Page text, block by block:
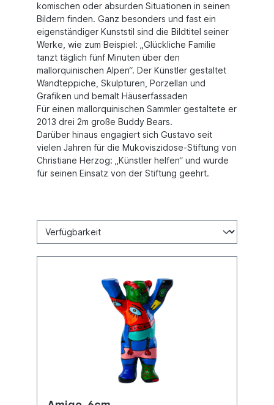
komischen oder absurden Situationen in seinen
Bildern finden. Ganz besonders und fast ein
eigenständiger Kunststil sind die Bildtitel seiner
Werke, wie zum Beispiel: „Glückliche Familie
tanzt täglich fünf Minuten über den
mallorquinischen Alpen“. Der Künstler gestaltet
Wandteppiche, Skulpturen, Porzellan und
Grafiken und bemalt Häuserfassaden
Für einen mallorquinischen Sammler gestaltete er
2013 drei 2m große Buddy Bears.
Darüber hinaus engagiert sich Gustavo seit
vielen Jahren für die Mukoviszidose-Stiftung von
Christiane Herzog: „Künstler helfen“ und wurde
für seinen Einsatz von der Stiftung geehrt.